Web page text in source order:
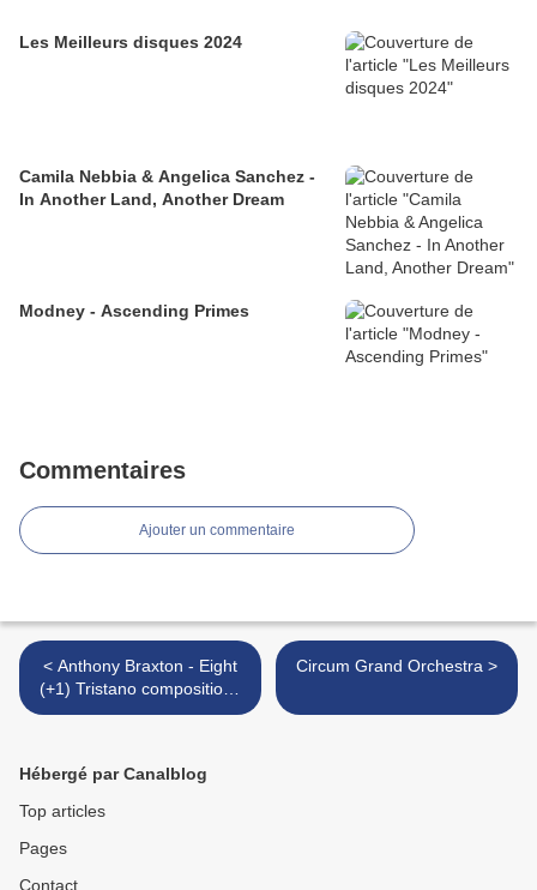
Les Meilleurs disques 2024
Camila Nebbia & Angelica Sanchez -
In Another Land, Another Dream
Modney - Ascending Primes
Commentaires
Ajouter un commentaire
< Anthony Braxton - Eight
(+1) Tristano compositions
1989 for Wayne Marsh
Circum Grand Orchestra >
Hébergé par Canalblog
Top articles
Pages
Contact